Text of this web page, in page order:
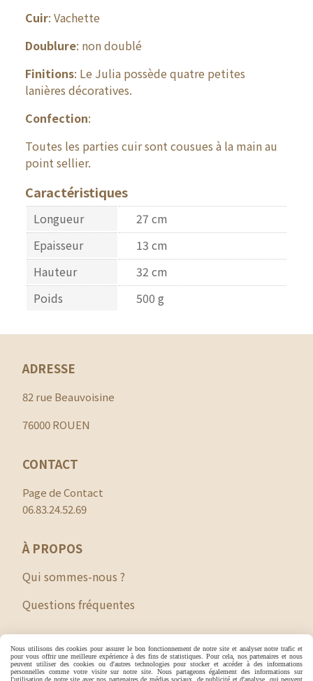
Cuir: Vachette
Doublure: non doublé
Finitions: Le Julia possède quatre petites
lanières décoratives.
Confection:
Toutes les parties cuir sont cousues à la main au
point sellier.
Caractéristiques
Longueur
27 cm
Epaisseur
13 cm
Hauteur
32 cm
Poids
500 g
ADRESSE
82 rue Beauvoisine
76000 ROUEN
CONTACT
Page de Contact
06.83.24.52.69
À PROPOS
Qui sommes-nous ?
Questions fréquentes
Facebook est désactivé. Autoriser
Nous utilisons des cookies pour assurer le bon fonctionnement de notre site et analyser notre trafic et
pour vous offrir une meilleure expérience à des fins de statistiques. Pour cela, nos partenaires et nous
peuvent utiliser des cookies ou d'autres technologies pour stocker et accéder à des informations
personnelles comme votre visite sur notre site. Nous partageons également des informations sur
l'utilisation de notre site avec nos partenaires de médias sociaux, de publicité et d'analyse, qui peuvent